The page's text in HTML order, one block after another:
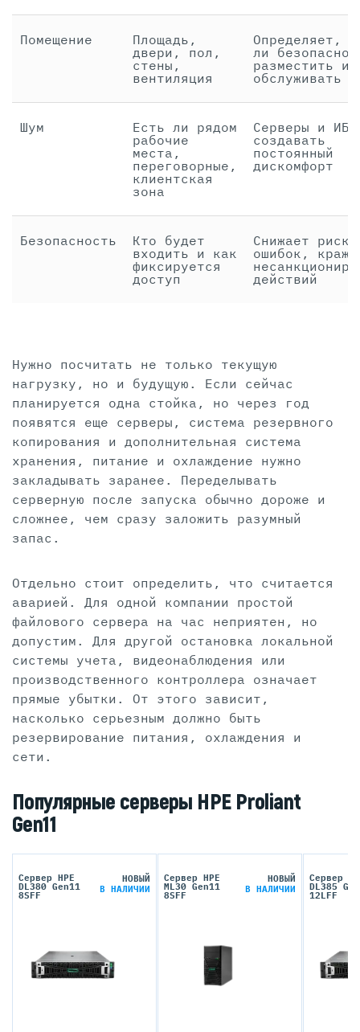
Помещение
Площадь,
двери, пол,
стены,
вентиляция
Определяет,
ли безопасно
разместить и
обслуживать
Шум
Есть ли рядом
рабочие
места,
переговорные,
клиентская
зона
Серверы и
создавать
постоянный
дискомфорт
Безопасность
Кто будет
входить и как
фиксируется
доступ
Снижает риск
ошибок,
действий
Нужно посчитать не только текущую
нагрузку, но и будущую. Если сейчас
планируется одна стойка, но через год
появятся еще серверы, система резервного
копирования и дополнительная система
хранения, питание и охлаждение нужно
закладывать заранее. Переделывать
серверную после запуска обычно дороже и
сложнее, чем сразу заложить разумный
запас.
Отдельно стоит определить, что считается
аварией. Для одной компании простой
файлового сервера на час неприятен, но
допустим. Для другой остановка локальной
системы учета, видеонаблюдения или
производственного контроллера означает
прямые убытки. От этого зависит,
насколько серьезным должно быть
резервирование питания, охлаждения и
сети.
Популярные серверы HPE Proliant
Gen11
Сервер HPE
DL380 Gen11
8SFF
НОВЫЙ
В НАЛИЧИИ
Сервер HPE
ML30 Gen11
8SFF
НОВЫЙ
В НАЛИЧИИ
Сервер
DL385
12LFF